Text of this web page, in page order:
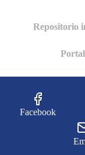
Repositorio
Facebook